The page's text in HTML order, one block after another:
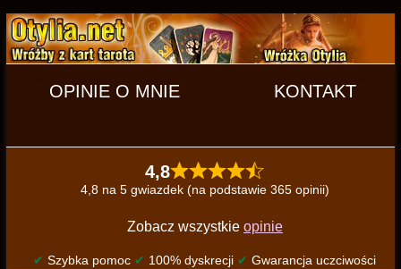
OPINIE O MNIE KONTAKT
4,8
4,8 na 5 gwiazdek (na podstawie 365 opinii)
Zobacz wszystkie opinie
✔ Szybka pomoc ✔ 100% dyskrecji ✔ Gwarancja uczciwości